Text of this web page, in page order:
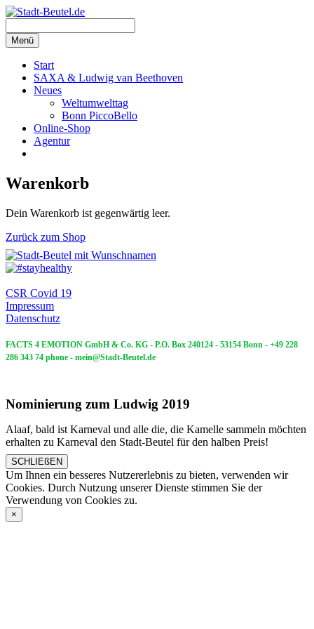
Zum
springen
Menü
Start
SAXA & Ludwig van Beethoven
Neues
Weltumwelttag
Bonn PiccoBello
Online-Shop
Agentur
Warenkorb
Dein Warenkorb ist gegenwärtig leer.
Zurück zum Shop
CSR Covid 19
Impressum
Datenschutz
Nominierung zum Ludwig 2019
Alaaf, bald ist Karneval und alle die, die Kamelle sammeln möchten
erhalten zu Karneval den Stadt-Beutel für den halben Preis!
SCHLIEßEN
Um Ihnen ein besseres Nutzererlebnis zu bieten, verwenden wir
Cookies. Durch Nutzung unserer Dienste stimmen Sie der
Verwendung von Cookies zu.
×